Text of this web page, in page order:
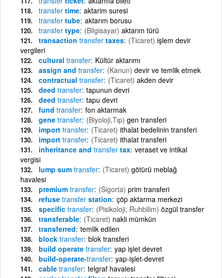
transfer time aktarim suresi
transfer tube aktarım borusu
transfer type (Bilgisayar) aktarım türü
transaction transfer taxes (Ticaret) işlem devir
vergileri
cultural transfer Kültür aktarımı
assign and transfer (Kanun) devir ve temlik etmek
contractual transfer (Ticaret) akden devir
deed transfer tapunun devri
deed transfer tapu devri
fund transfer fon aktarmak
gene transfer (Biyoloji,Tıp) gen transferi
import transfer (Ticaret) ithalat bedelinin transferi
import transfer (Ticaret) ithalat transferi
inheritance and transfer tax veraset ve intikal
vergisi
lump sum transfer (Ticaret) götürü meblağ
havalesi
premium transfer (Sigorta) prim transferi
refuse transfer station çöp aktarma merkezi
specific transfer (Pisikoloji, Ruhbilim) özgül transfer
transferable (Ticaret) nakli mümkün
transferred temlik edilen
block transfer blok transferi
build operate transfer yap işlet devret
build-operate-transfer yap-işlet-devret
cable transfer telgraf havalesi